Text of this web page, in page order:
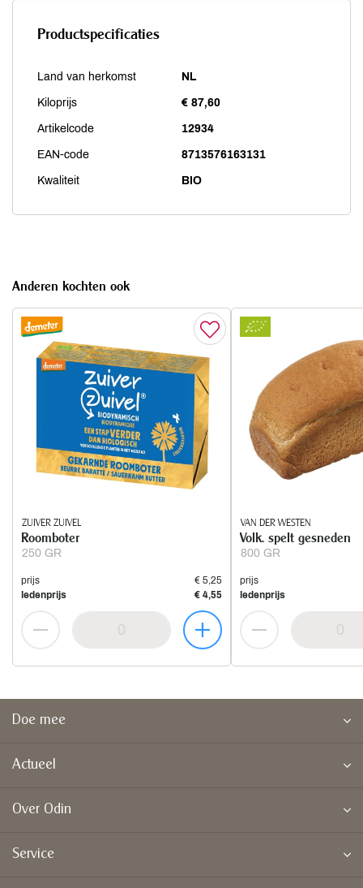
Productspecificaties
Land van herkomst NL
Kiloprijs € 87,60
Artikelcode 12934
EAN-code 8713576163131
Kwaliteit BIO
Anderen kochten ook
ZUIVER ZUIVEL
250 GR
Roomboter
prijs
€ 5,25
ledenprijs
€ 4,55
VAN DER WESTEN
800 GR
Volk. spelt gesneden
prijs
ledenprijs
Doe mee
Actueel
Over Odin
Service